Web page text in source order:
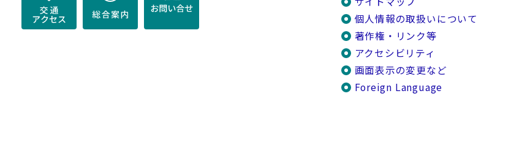
個人情報の取扱いについて
著作権・リンク等
アクセシビリティ
画面表示の変更など
Foreign Language